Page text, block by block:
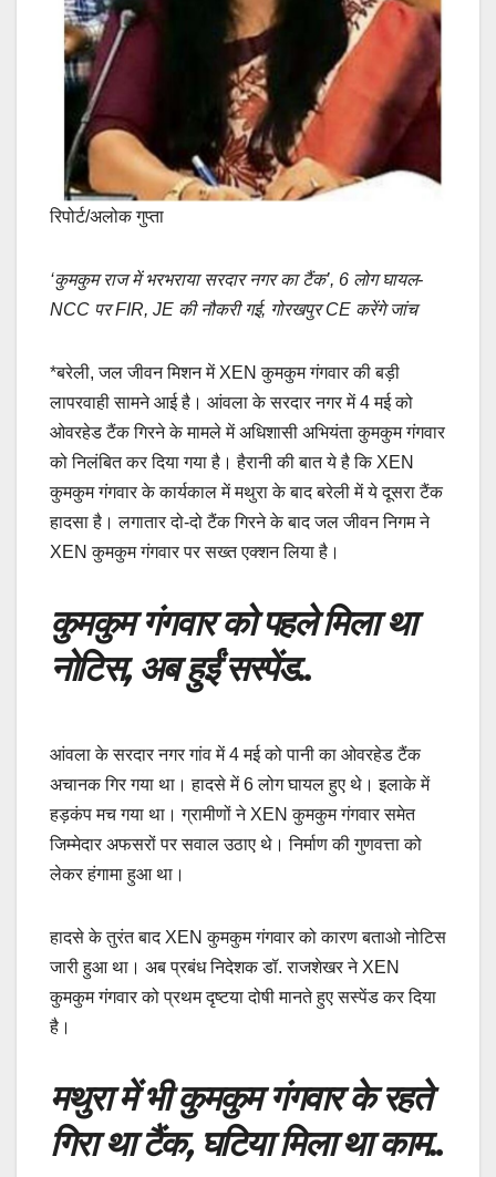
रिपोर्ट/अलोक गुप्ता
‘कुमकुम राज में भरभराया सरदार नगर का टैंक’, 6 लोग घायल-
NCC पर FIR, JE की नौकरी गई, गोरखपुर CE करेंगे जांच
*बरेली, जल जीवन मिशन में XEN कुमकुम गंगवार की बड़ी
लापरवाही सामने आई है। आंवला के सरदार नगर में 4 मई को
ओवरहेड टैंक गिरने के मामले में अधिशासी अभियंता कुमकुम गंगवार
को निलंबित कर दिया गया है। हैरानी की बात ये है कि XEN
कुमकुम गंगवार के कार्यकाल में मथुरा के बाद बरेली में ये दूसरा टैंक
हादसा है। लगातार दो-दो टैंक गिरने के बाद जल जीवन निगम ने
XEN कुमकुम गंगवार पर सख्त एक्शन लिया है।
कुमकुम गंगवार को पहले मिला था
नोटिस, अब हुईं सस्पेंड..
आंवला के सरदार नगर गांव में 4 मई को पानी का ओवरहेड टैंक
अचानक गिर गया था। हादसे में 6 लोग घायल हुए थे। इलाके में
हड़कंप मच गया था। ग्रामीणों ने XEN कुमकुम गंगवार समेत
जिम्मेदार अफसरों पर सवाल उठाए थे। निर्माण की गुणवत्ता को
लेकर हंगामा हुआ था।
हादसे के तुरंत बाद XEN कुमकुम गंगवार को कारण बताओ नोटिस
जारी हुआ था। अब प्रबंध निदेशक डॉ. राजशेखर ने XEN
कुमकुम गंगवार को प्रथम दृष्टया दोषी मानते हुए सस्पेंड कर दिया
है।
मथुरा में भी कुमकुम गंगवार के रहते
गिरा था टैंक, घटिया मिला था काम..